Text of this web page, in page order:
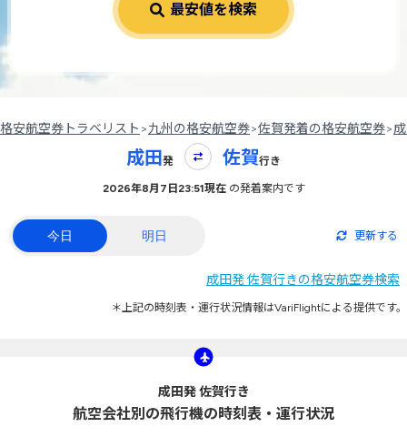
最安値を検索
格安航空券トラベリスト >九州の格安航空券>佐賀発着の格安航空券>
成田発 佐賀行き
2026年8月7日23:51現在の発着案内です
今日 明日 更新する
成田発 佐賀行きの格安航空券検索
＊上記の時刻表・運行状況情報はVariFlightによる提供です。
成田発 佐賀行き
航空会社別の飛行機の時刻表・運行状況